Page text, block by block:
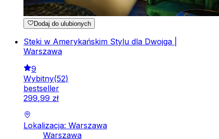
Dodaj do ulubionych
Steki w Amerykańskim Stylu dla Dwojga |
Warszawa
9
Wybitny(52)
bestseller
299,99 zł
Lokalizacja: Warszawa
Warszawa